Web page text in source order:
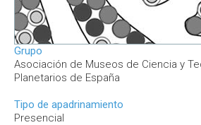
Grupo
Asociación de Museos de Ciencia y
Planetarios de España
Tipo de apadrinamiento
Presencial